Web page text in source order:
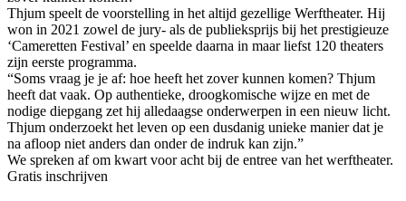
Thjum speelt de voorstelling in het altijd gezellige Werftheater. Hij
won in 2021 zowel de jury- als de publieksprijs bij het prestigieuze
‘Cameretten Festival’ en speelde daarna in maar liefst 120 theaters
zijn eerste programma.
“Soms vraag je je af: hoe heeft het zover kunnen komen? Thjum
heeft dat vaak. Op authentieke, droogkomische wijze en met de
nodige diepgang zet hij alledaagse onderwerpen in een nieuw licht.
Thjum onderzoekt het leven op een dusdanig unieke manier dat je
na afloop niet anders dan onder de indruk kan zijn.”
We spreken af om kwart voor acht bij de entree van het werftheater.
Gratis inschrijven